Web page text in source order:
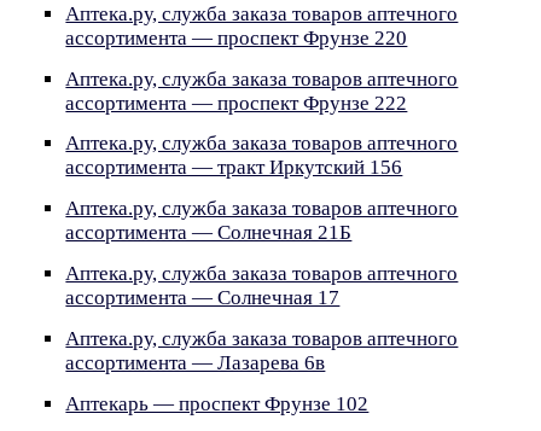
Аптека.ру, служба заказа товаров аптечного
ассортимента — проспект Фрунзе 220
Аптека.ру, служба заказа товаров аптечного
ассортимента — проспект Фрунзе 222
Аптека.ру, служба заказа товаров аптечного
ассортимента — тракт Иркутский 156
Аптека.ру, служба заказа товаров аптечного
ассортимента — Солнечная 21Б
Аптека.ру, служба заказа товаров аптечного
ассортимента — Солнечная 17
Аптека.ру, служба заказа товаров аптечного
ассортимента — Лазарева 6в
Аптекарь — проспект Фрунзе 102